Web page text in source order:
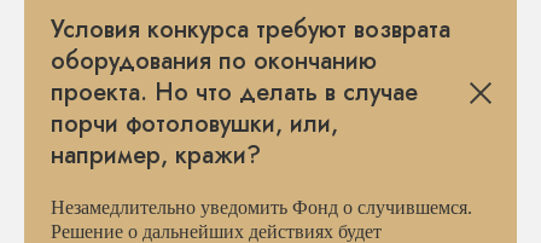
Условия конкурса требуют возврата
оборудования по окончанию
проекта. Но что делать в случае
порчи фотоловушки, или,
например, кражи?
Незамедлительно уведомить Фонд о случившемся.
Решение о дальнейших действиях будет